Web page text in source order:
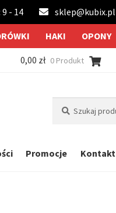
- 14 sklep@kubix.pl
HAKI OPONY
0,00 zł 0 Produkt
Promocje Kontakt